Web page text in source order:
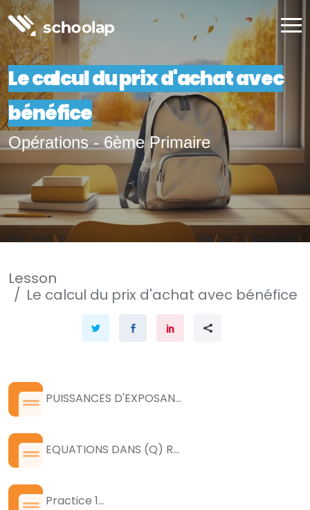
Le calcul du prix d'achat avec
bénéfice
Opérations - 6ème Primaire
Lesson
Le calcul du prix d'achat avec bénéfice
PUISSANCES D'EXPOSAN...
EQUATIONS DANS (Q) R...
Practice 1...